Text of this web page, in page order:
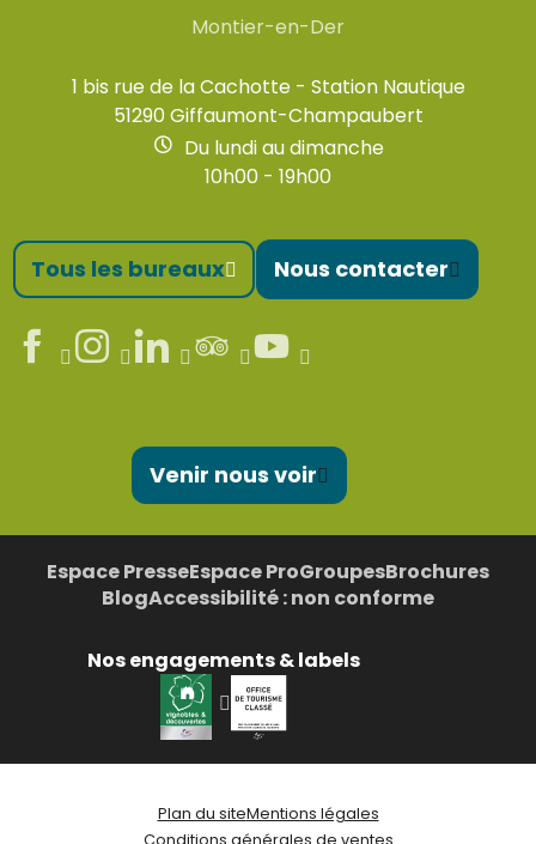
Montier-en-Der
1 bis rue de la Cachotte - Station Nautique
51290 Giffaumont-Champaubert
Du lundi au dimanche
10h00 - 19h00
Tous les bureaux Nous contacter
Venir nous voir
Espace PresseEspace ProGroupesBrochures
BlogAccessibilité : non conforme
Nos engagements & labels
Plan du siteMentions légales
Conditions générales de ventes